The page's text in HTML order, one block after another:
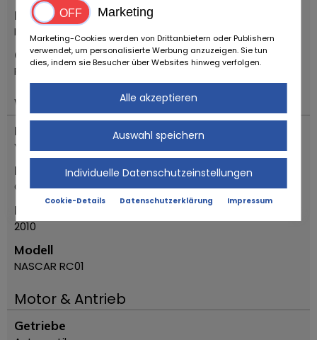
Land
Italien
Ort
Reggio Emilia
Wichtiges
Fahrzeugtyp
Youngtimer
Marke
Chevrolet
Erstzulassung Jahr
2010
Modell
NASCAR RC01
Motor & Antrieb
Getriebe
Marketing
Marketing-Cookies werden von Drittanbietern oder Publishern
verwendet, um personalisierte Werbung anzuzeigen. Sie tun
dies, indem sie Besucher über Websites hinweg verfolgen.
Alle akzeptieren
Auswahl speichern
Individuelle Datenschutzeinstellungen
Cookie-Details Datenschutzerklärung Impressum